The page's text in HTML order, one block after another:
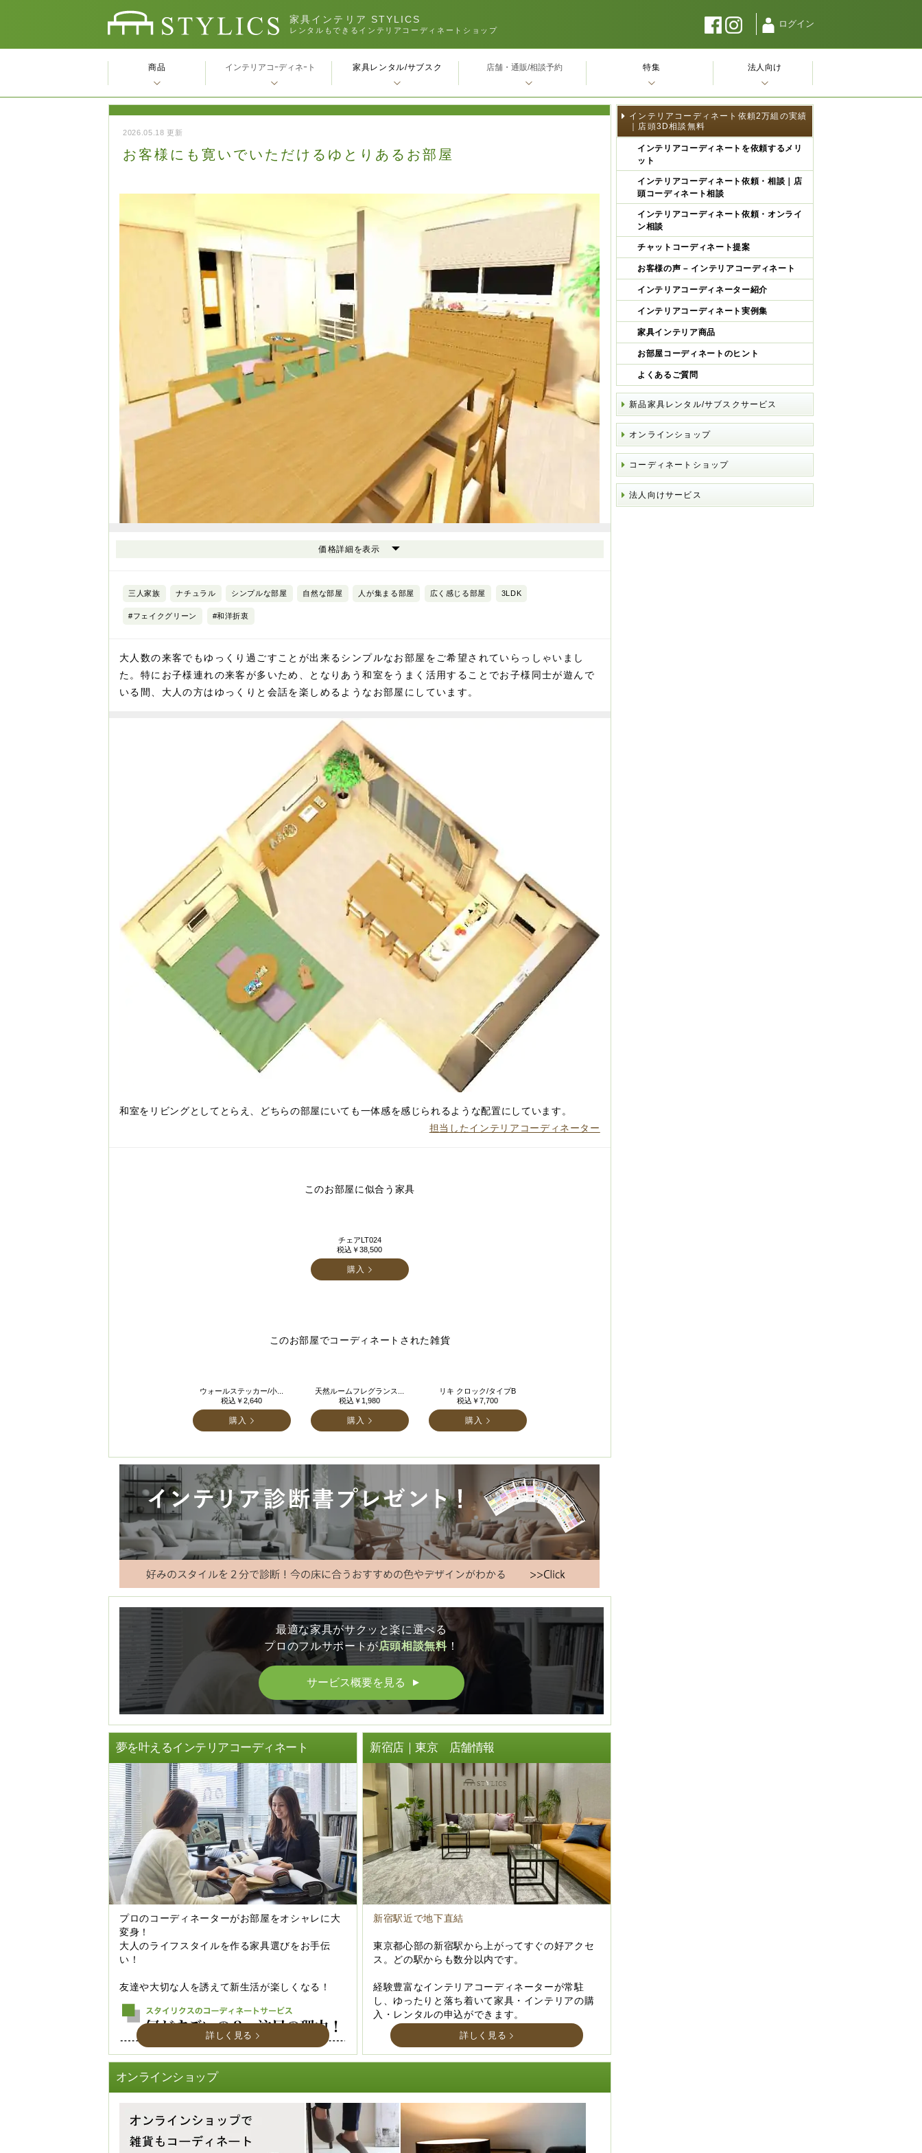
家具インテリア STYLICS
レンタルもできるインテリアコーディネートショップ
ログイン
2026.05.18 更新
お客様にも寛いでいただけるゆとりあるお部屋
価格詳細を表示
三人家族 ナチュラル シンプルな部屋 自然な部屋 人が集まる部屋 広く感じる部屋 3LDK
#フェイクグリーン #和洋折衷
大人数の来客でもゆっくり過ごすことが出来るシンプルなお部屋をご希望されていらっしゃいまし
た。特にお子様連れの来客が多いため、となりあう和室をうまく活用することでお子様同士が遊んで
いる間、大人の方はゆっくりと会話を楽しめるようなお部屋にしています。
和室をリビングとしてとらえ、どちらの部屋にいても一体感を感じられるような配置にしています。
担当したインテリアコーディネーター
このお部屋に似合う家具
チェアLT024
税込￥38,500
購入
このお部屋でコーディネートされた雑貨
ウォールステッカー/小...
税込￥2,640
購入
天然ルームフレグランス...
税込￥1,980
購入
リキ クロック/タイプB
税込￥7,700
購入
最適な家具がサクッと楽に選べる
プロのフルサポートが店頭相談無料！
サービス概要を見る ▲
夢を叶えるインテリアコーディネート
プロのコーディネーターがお部屋をオシャレに大
変身！
大人のライフスタイルを作る家具選びをお手伝
い！
友達や大切な人を誘えて新生活が楽しくなる！
詳しく見る
新宿店｜東京 店舗情報
新宿駅近で地下直結
東京都心部の新宿駅から上がってすぐの好アクセ
ス。どの駅からも数分以内です。
経験豊富なインテリアコーディネーターが常駐
し、ゆったりと落ち着いて家具・インテリアの購
入・レンタルの申込ができます。
詳しく見る
オンラインショップ
インテリアコーディネート依頼2万組の実績
｜店頭3D相談無料
インテリアコーディネートを依頼するメリ
ット
インテリアコーディネート依頼・相談｜店
頭コーディネート相談
インテリアコーディネート依頼・オンライ
ン相談
チャットコーディネート提案
お客様の声 – インテリアコーディネート
インテリアコーディネーター紹介
インテリアコーディネート実例集
家具インテリア商品
お部屋コーディネートのヒント
よくあるご質問
新品家具レンタル/サブスクサービス
オンラインショップ
コーディネートショップ
法人向けサービス
商品 インテリアコｰディネｰト 家具レンタル/サブスク 店舗・通販/相談予約 特集 法人向け